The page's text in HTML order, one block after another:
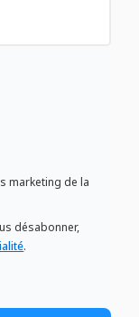
marketing de la
désabonner,
.